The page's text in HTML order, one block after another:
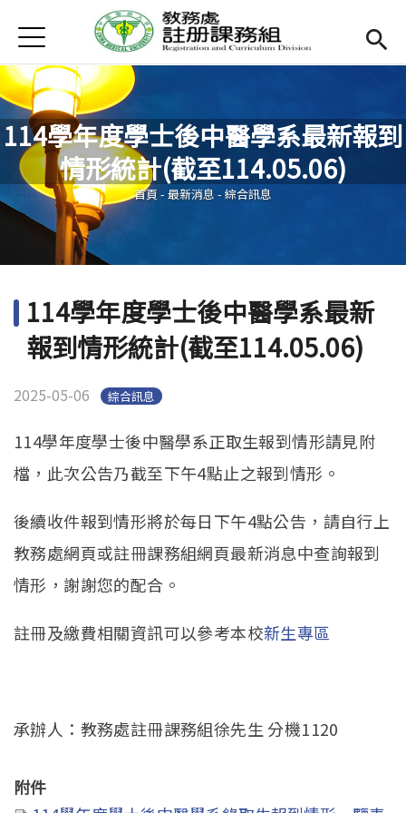
首頁
最新消息
聯絡我們
Open
業務簡介
跨域學習
校內轉系
表單下載
Jump to Navigation
Jump to Main content
114學年度學士後中醫學系最新報到
情形統計(截至114.05.06)
您在這裡
首頁 - 最新消息 - 綜合訊息
114學年度學士後中醫學系最新
報到情形統計(截至114.05.06)
2025-05-06 綜合訊息
114學年度學士後中醫學系正取生報到情形請見附
檔，此次公告乃截至下午4點止之報到情形。
後續收件報到情形將於每日下午4點公告，請自行上
教務處網頁或註冊課務組網頁最新消息中查詢報到
情形，謝謝您的配合。
註冊及繳費相關資訊可以參考本校新生專區
承辦人：教務處註冊課務組徐先生 分機1120
附件